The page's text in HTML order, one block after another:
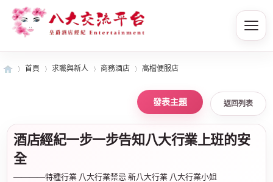
首頁 求職與新人 商務酒店 高檔便服店
返回列表
酒店經紀一步一步告知八大行業上班的安
全
————特種行業 八大行業禁忌 新八大行業 八大行業小姐